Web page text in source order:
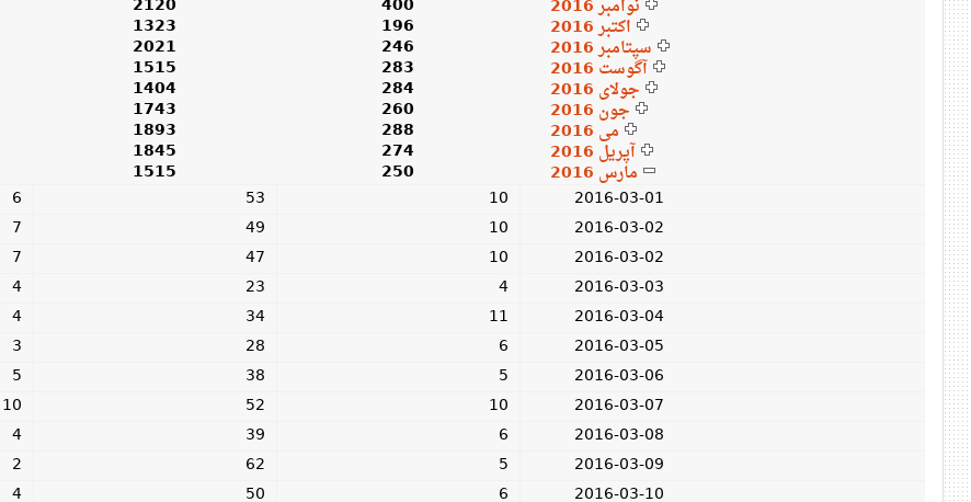
نوامبر 2016 400
2120
اکتبر 2016 196
1323
سپتامبر 2016 246
2021
آگوست 2016 283
1515
جولای 2016 284
1404
جون 2016 260
1743
می 2016 288
1893
آپریل 2016 274
1845
مارس 2016 250
1515
2016-03-01
10
53
6
2016-03-02
10
49
7
2016-03-02
10
47
7
2016-03-03
4
23
4
2016-03-04
11
34
4
2016-03-05
6
28
3
2016-03-06
5
38
5
2016-03-07
10
52
10
2016-03-08
6
39
4
2016-03-09
5
62
2
2016-03-10
6
50
4